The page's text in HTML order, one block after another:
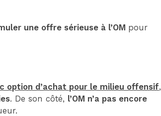
une offre sérieuse à l’OM pour
option d’achat pour le milieu offensif,
. De son côté, l’OM n’a pas encore